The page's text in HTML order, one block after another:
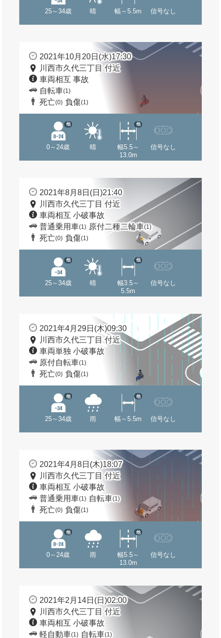
25～34歳 晴 幅～5.5m 信号なし
2021年10月20日(水)17:30
川西市久代三丁目 付近
車両相互 事故
自転車(1)
死亡(0) 負傷(1)
0～24歳
他
晴
幅5.5～
13.0m
他
信号なし
2021年8月8日(日)21:40
川西市久代三丁目 付近
車両相互 小破事故
普通乗用車(1) 原付二種二輪車(1)
死亡(0) 負傷(1)
25～34歳
他
晴
幅3.5～
5.5m
他
信号なし
2021年4月29日(木)09:30
川西市久代三丁目 付近
車両単独 小破事故
原付自転車(1)
死亡(0) 負傷(1)
25～34歳
他
雨 幅～5.5m
他
信号なし
2021年4月8日(木)18:07
川西市久代三丁目 付近
車両相互 小破事故
普通乗用車(1) 自転車(1)
死亡(0) 負傷(1)
0～24歳
他
雨
幅5.5～
13.0m
他
信号なし
2021年2月14日(日)02:00
川西市久代三丁目 付近
車両相互 小破事故
軽自動車(1) 自転車(1)